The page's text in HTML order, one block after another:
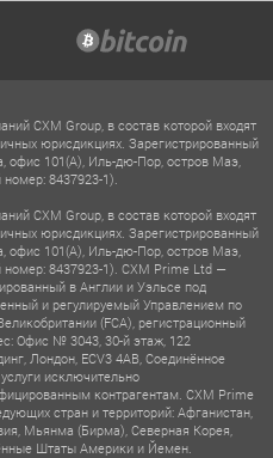
CXM Group, в состав которой входят
юрисдикциях. Зарегистрированный
офис 101(A), Иль-дю-Пор, остров Маэ,
8437923-1).
CXM Group, в состав которой входят
юрисдикциях. Зарегистрированный
офис 101(A), Иль-дю-Пор, остров Маэ,
8437923-1). CXM Prime Ltd —
в Англии и Уэльсе под
и регулируемый Управлением по
(FCA), регистрационный
Офис № 3043, 30-й этаж, 122
Лондон, ECV3 4AB, Соединённое
исключительно
контрагентам. CXM Prime
стран и территорий: Афганистан,
Мьянма (Бирма), Северная Корея,
Штаты Америки и Йемен.